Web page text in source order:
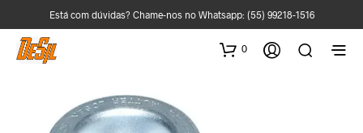
Está com dúvidas? Chame-nos no Whatsapp: (55) 99218-1516
0